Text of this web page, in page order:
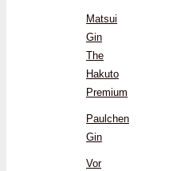
Matsui
Gin
The
Hakuto
Premium
Paulchen
Gin
Vor